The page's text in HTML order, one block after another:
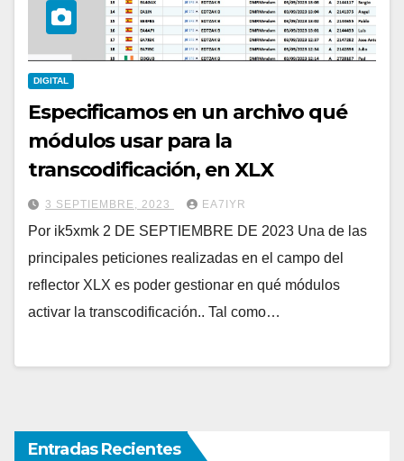
DIGITAL
Especificamos en un archivo qué
módulos usar para la
transcodificación, en XLX
3 SEPTIEMBRE, 2023 EA7IYR
Por ik5xmk 2 DE SEPTIEMBRE DE 2023 Una de las
principales peticiones realizadas en el campo del
reflector XLX es poder gestionar en qué módulos
activar la transcodificación.. Tal como…
Entradas Recientes